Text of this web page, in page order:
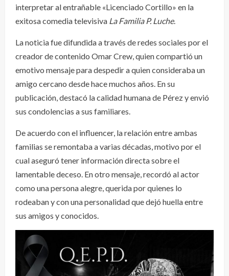
interpretar al entrañable «Licenciado Cortillo» en la
exitosa comedia televisiva La Familia P. Luche.
La noticia fue difundida a través de redes sociales por el
creador de contenido Omar Crew, quien compartió un
emotivo mensaje para despedir a quien consideraba un
amigo cercano desde hace muchos años. En su
publicación, destacó la calidad humana de Pérez y envió
sus condolencias a sus familiares.
De acuerdo con el influencer, la relación entre ambas
familias se remontaba a varias décadas, motivo por el
cual aseguró tener información directa sobre el
lamentable deceso. En otro mensaje, recordó al actor
como una persona alegre, querida por quienes lo
rodeaban y con una personalidad que dejó huella entre
sus amigos y conocidos.